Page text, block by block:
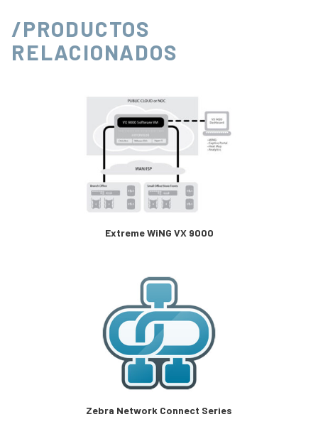
/PRODUCTOS
RELACIONADOS
Extreme WiNG VX 9000
Zebra Network Connect Series